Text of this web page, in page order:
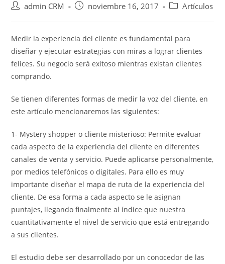
admin CRM noviembre 16, 2017 Artículos
Medir la experiencia del cliente es fundamental para
diseñar y ejecutar estrategias con miras a lograr clientes
felices. Su negocio será exitoso mientras existan clientes
comprando.
Se tienen diferentes formas de medir la voz del cliente, en
este artículo mencionaremos las siguientes:
1- Mystery shopper o cliente misterioso: Permite evaluar
cada aspecto de la experiencia del cliente en diferentes
canales de venta y servicio. Puede aplicarse personalmente,
por medios telefónicos o digitales. Para ello es muy
importante diseñar el mapa de ruta de la experiencia del
cliente. De esa forma a cada aspecto se le asignan
puntajes, llegando finalmente al índice que nuestra
cuantitativamente el nivel de servicio que está entregando
a sus clientes.
El estudio debe ser desarrollado por un conocedor de las